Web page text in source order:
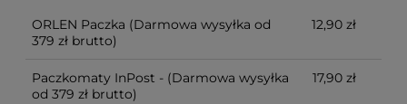
ORLEN Paczka (Darmowa wysyłka od
379 zł brutto)
12,90 zł
Paczkomaty InPost - (Darmowa wysyłka
od 379 zł brutto)
17,90 zł